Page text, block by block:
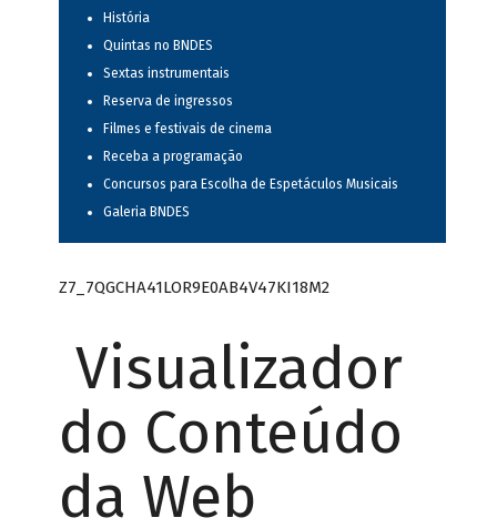
História
Quintas no BNDES
Sextas instrumentais
Reserva de ingressos
Filmes e festivais de cinema
Receba a programação
Concursos para Escolha de Espetáculos Musicais
Galeria BNDES
Z7_7QGCHA41LOR9E0AB4V47KI18M2
Visualizador
do Conteúdo
da Web